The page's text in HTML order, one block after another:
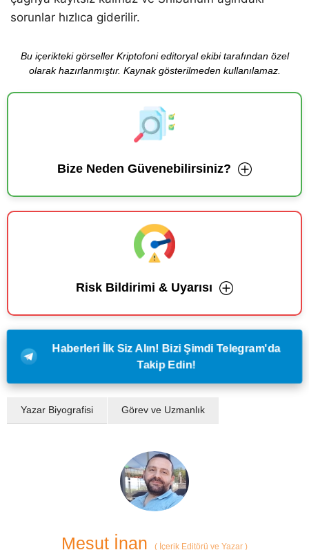
sorunlar hızlıca giderilir.
Bu içerikteki görseller Kriptofoni editoryal ekibi tarafından özel
olarak hazırlanmıştır. Kaynak gösterilmeden kullanılamaz.
Bize Neden Güvenebilirsiniz?
Risk Bildirimi & Uyarısı
Haberleri İlk Siz Alın! Bizi Şimdi Telegram'da
Takip Edin!
Yazar Biyografisi Görev ve Uzmanlık
Mesut İnan ( İçerik Editörü ve Yazar )